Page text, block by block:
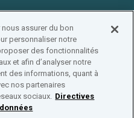
Impressum Affiliation
assurer du bon
personnaliser notre
des fonctionnalités
et afin d’analyser notre
des informations, quant à
nos partenaires
sociaux. Directives